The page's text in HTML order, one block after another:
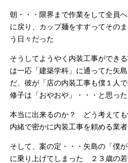
朝・・・限界まで作業をして全員
に戻り、カップ麺をすすってその
う日々だった
そうしてようやく内装工事ができ
は一応「建築学科」に通ってた矢
だ、彼が「店の内装工事も僕１人
修子は「おやおや」・・・と思った
本当に出来るのか？ どう考えて
内緒で密かに内装工事を頼める業
そして、案の定・・・矢島の「僕
に乗り上げてしまった ２３歳の若